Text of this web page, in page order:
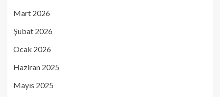
Mart 2026
Şubat 2026
Ocak 2026
Haziran 2025
Mayıs 2025